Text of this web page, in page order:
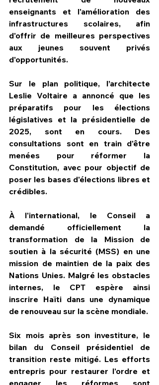
enseignants et l'amélioration des
infrastructures scolaires, afin
d'offrir de meilleures perspectives
aux jeunes souvent privés
d'opportunités.
Sur le plan politique, l’architecte
Leslie Voltaire a annoncé que les
préparatifs pour les élections
législatives et la présidentielle de
2025, sont en cours. Des
consultations sont en train d'être
menées pour réformer la
Constitution, avec pour objectif de
poser les bases d'élections libres et
crédibles.
À l'international, le Conseil a
demandé officiellement la
transformation de la Mission de
soutien à la sécurité (MSS) en une
mission de maintien de la paix des
Nations Unies. Malgré les obstacles
internes, le CPT espère ainsi
inscrire Haïti dans une dynamique
de renouveau sur la scène mondiale.
Six mois après son investiture, le
bilan du Conseil présidentiel de
transition reste mitigé. Les efforts
entrepris pour restaurer l'ordre et
engager les réformes sont